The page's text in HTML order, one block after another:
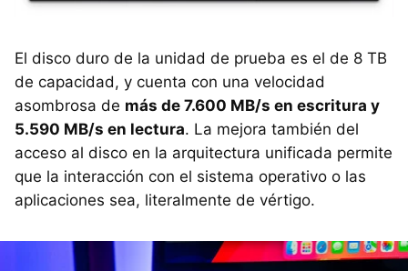
El disco duro de la unidad de prueba es el de 8 TB
de capacidad, y cuenta con una velocidad
asombrosa de más de 7.600 MB/s en escritura y
5.590 MB/s en lectura. La mejora también del
acceso al disco en la arquitectura unificada permite
que la interacción con el sistema operativo o las
aplicaciones sea, literalmente de vértigo.